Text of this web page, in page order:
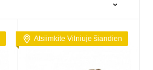
Atsiimkite Vilniuje šiandien